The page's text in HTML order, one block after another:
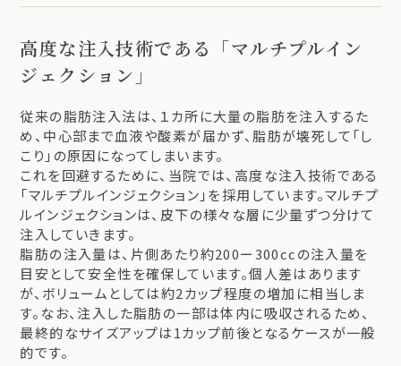
高度な注入技術である「マルチプルイン
ジェクション」
従来の脂肪注入法は、１カ所に大量の脂肪を注入するた
め、中心部まで血液や酸素が届かず、脂肪が壊死して「し
こり」の原因になってしまいます。
これを回避するために、当院では、高度な注入技術である
「マルチプルインジェクション」を採用しています。マルチプ
ルインジェクションは、皮下の様々な層に少量ずつ分けて
注入していきます。
脂肪の注入量は、片側あたり約200ー300ccの注入量を
目安として安全性を確保しています。個人差はあります
が、ボリュームとしては約2カップ程度の増加に相当しま
す。なお、注入した脂肪の一部は体内に吸収されるため、
最終的なサイズアップは1カップ前後となるケースが一般
的です。